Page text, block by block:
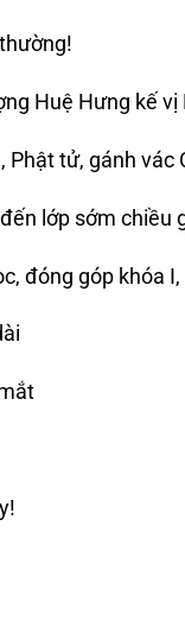
Huệ Hưng kế vị
tử, gánh vác
lớp sớm chiều
đóng góp khóa